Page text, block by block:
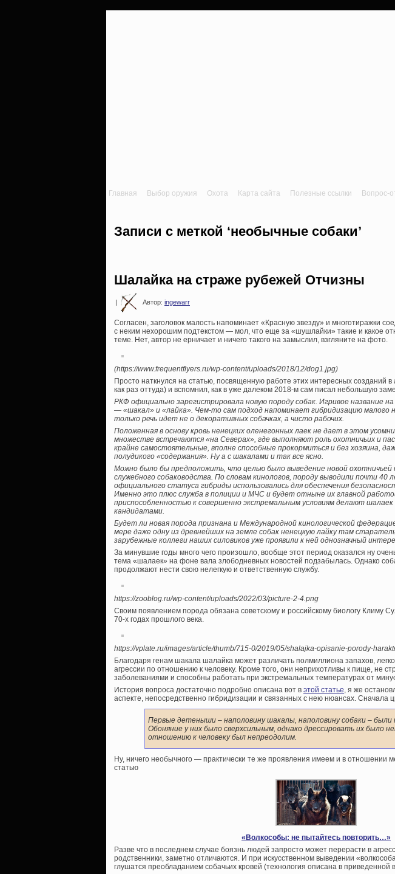
Главная Выбор оружия Охота Карта сайта Полезные ссылки Вопрос-
Записи с меткой ‘необычные собаки’
Шалайка на страже рубежей Отчизны
| Автор: ingewarr
Согласен, заголовок малость напоминает «Красную звезду» и многотиражки
с неким нехорошим подтекстом — мол, что еще за «шушлайки» такие и какое
теме. Нет, автор не ерничает и ничего такого на замыслил, взгляните на фото.
(https://www.frequentflyers.ru/wp-content/uploads/2018/12/dog1.jpg)
Просто наткнулся на статью, посвященную работе этих интересных созданий
как раз оттуда) и вспомнил, как в уже далеком 2018-м сам писал небольшую
РКФ официально зарегистрировала новую породу собак. Игривое название
— «шакал» и «лайка». Чем-то сам подход напоминает гибридизацию малого
только речь идет не о декоративных собачках, а чисто рабочих.
Положенная в основу кровь ненецких оленегонных лаек не дает в этом
множестве встречаются «на Северах», где выполняют роль охотничьих и
крайне самостоятельные, вполне способные прокормиться и без хозяина,
полудикого «содержания». Ну а с шакалами и так все ясно.
Можно было бы предположить, что целью было выведение новой охотничьей
служебного собаководства. По словам кинологов, породу выводили почти
официального статуса гибриды использовались для обеспечения
Именно это плюс служба в полиции и МЧС и будет отныне их главной
приспособленностью к совершенно экстремальным условиям делают шалаек
кандидатами.
Будет ли новая порода признана и Международной кинологической
мере даже одну из древнейших на земле собак ненецкую лайку там
зарубежные коллеги наших силовиков уже проявили к ней однозначный
За минувшие годы много чего произошло, вообще этот период оказался ну
тема «шалаек» на фоне вала злободневных новостей подзабылась. Однако
продолжают нести свою нелегкую и ответственную службу.
https://zooblog.ru/wp-content/uploads/2022/03/picture-2-4.png
Своим появлением порода обязана советскому и российскому биологу Климу
70-х годах прошлого века.
https://vplate.ru/images/article/thumb/715-0/2019/05/shalajka-opisanie-porody-
Благодаря генам шакала шалайка может различать полмиллиона запахов,
агрессии по отношению к человеку. Кроме того, они неприхотливы к пище, не
заболеваниями и способны работать при экстремальных температурах от
История вопроса достаточно подробно описана вот в этой статье, я же
аспекте, непосредственно гибридизации и связанных с нею нюансах. Сначала
Первые детеныши – наполовину шакалы, наполовину собаки – были
Обоняние у них было сверхсильным, однако дрессировать их было
отношению к человеку был непреодолим.
Ну, ничего необычного — практически те же проявления имеем и в отношении
статью
«Волкособы: не пытайтесь повторить…»
Разве что в последнем случае боязнь людей запросто может перерасти в
родственники, заметно отличаются. И при искусственном выведении
глушатся преобладанием собачьих кровей (технология описана в приведенной